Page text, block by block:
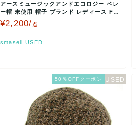
アースミュージックアンドエコロジー ベレ
ー帽 未使用 帽子 ブランド レディース Fサ
イズ ブラック…
¥2,200/ 点
smasell.USED
50％OFFクーポン